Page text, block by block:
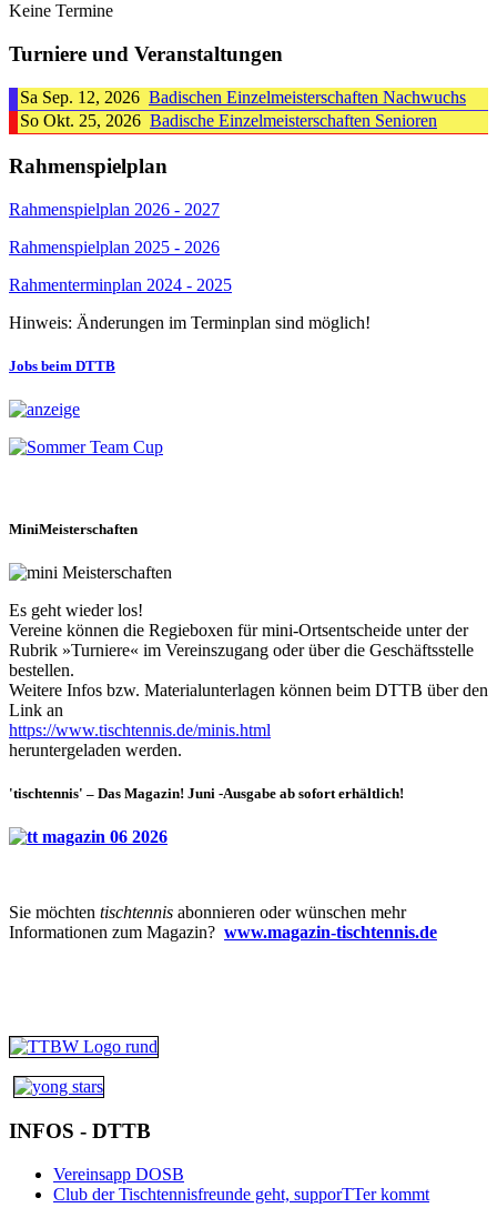
Keine Termine
Turniere und Veranstaltungen
Sa Sep. 12, 2026 Badischen Einzelmeisterschaften Nachwuchs
So Okt. 25, 2026 Badische Einzelmeisterschaften Senioren
Rahmenspielplan
Rahmenspielplan 2026 - 2027
Rahmenspielplan 2025 - 2026
Rahmenterminplan 2024 - 2025
Hinweis: Änderungen im Terminplan sind möglich!
Jobs beim DTTB
MiniMeisterschaften
Es geht wieder los!
Vereine können die Regieboxen für mini-Ortsentscheide unter der
Rubrik »Turniere« im Vereinszugang oder über die Geschäftsstelle
bestellen.
Weitere Infos bzw. Materialunterlagen können beim DTTB über den
Link an
https://www.tischtennis.de/minis.html
heruntergeladen werden.
'tischtennis' – Das Magazin! Juni -Ausgabe ab sofort erhältlich!
Sie möchten tischtennis abonnieren oder wünschen mehr
Informationen zum Magazin? www.magazin-tischtennis.de
INFOS - DTTB
Vereinsapp DOSB
Club der Tischtennisfreunde geht, supporTTer kommt